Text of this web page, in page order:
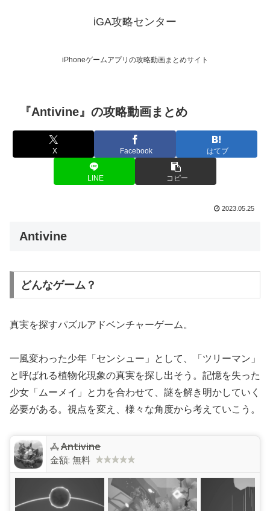
iGA攻略センター
iPhoneゲームアプリの攻略動画まとめサイト
『Antivine』の攻略動画まとめ
X Facebook はてブ
LINE コピー
2023.05.25
Antivine
どんなゲーム？
真実を探すパズルアドベンチャーゲーム。
一風変わった少年「センシュー」として、「ツリーマン」
と呼ばれる植物化現象の真実を探し出そう。記憶を失った
少女「ムーメイ」と力を合わせて、謎を解き明かしていく
必要がある。視点を変え、様々な角度から考えていこう。
Antivine
金額: 無料